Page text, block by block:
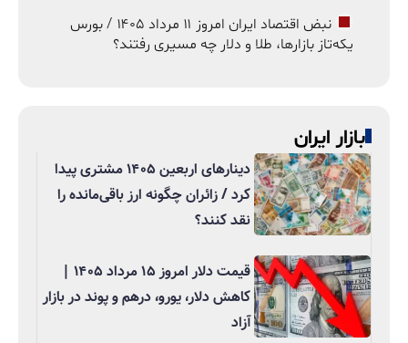
نبض اقتصاد ایران امروز ۱۱ مرداد ۱۴۰۵ / بورس
یکه‌تاز بازارها، طلا و دلار چه مسیری رفتند؟
بازار ایران
دینارهای اربعین ۱۴۰۵ مشتری پیدا
کرد / زائران چگونه ارز باقی‌مانده را
نقد کنند؟
قیمت دلار امروز ۱۵ مرداد ۱۴۰۵ |
کاهش دلار، یورو، درهم و پوند در بازار
آزاد